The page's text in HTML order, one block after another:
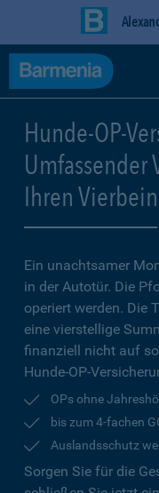
Hunde-OP-
Umfassender
Ihren
Ein unachtsamer
in der Autotür. Die
operiert werden. Die
eine vierstellige
finanziell nicht auf
Hunde-OP-
OPs ohne
bis zum 4-fachen
Auslandsschutz
Sorgen Sie für die